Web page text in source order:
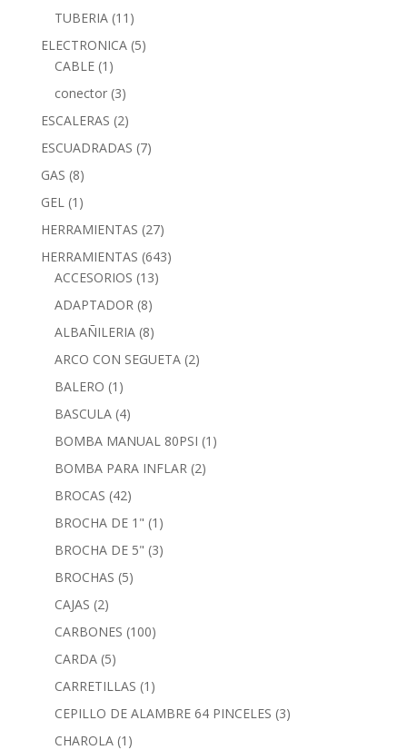
TUBERIA (11)
ELECTRONICA (5)
CABLE (1)
conector (3)
ESCALERAS (2)
ESCUADRADAS (7)
GAS (8)
GEL (1)
HERRAMIENTAS (27)
HERRAMIENTAS (643)
ACCESORIOS (13)
ADAPTADOR (8)
ALBAÑILERIA (8)
ARCO CON SEGUETA (2)
BALERO (1)
BASCULA (4)
BOMBA MANUAL 80PSI (1)
BOMBA PARA INFLAR (2)
BROCAS (42)
BROCHA DE 1" (1)
BROCHA DE 5" (3)
BROCHAS (5)
CAJAS (2)
CARBONES (100)
CARDA (5)
CARRETILLAS (1)
CEPILLO DE ALAMBRE 64 PINCELES (3)
CHAROLA (1)